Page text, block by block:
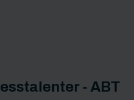
- ABT